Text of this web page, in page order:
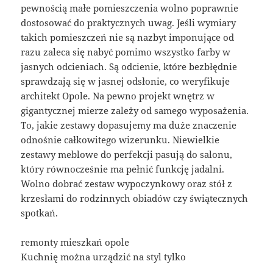
pewnością małe pomieszczenia wolno poprawnie
dostosować do praktycznych uwag. Jeśli wymiary
takich pomieszczeń nie są nazbyt imponujące od
razu zaleca się nabyć pomimo wszystko farby w
jasnych odcieniach. Są odcienie, które bezbłędnie
sprawdzają się w jasnej odsłonie, co weryfikuje
architekt Opole. Na pewno projekt wnętrz w
gigantycznej mierze zależy od samego wyposażenia.
To, jakie zestawy dopasujemy ma duże znaczenie
odnośnie całkowitego wizerunku. Niewielkie
zestawy meblowe do perfekcji pasują do salonu,
który równocześnie ma pełnić funkcję jadalni.
Wolno dobrać zestaw wypoczynkowy oraz stół z
krzesłami do rodzinnych obiadów czy świątecznych
spotkań.
remonty mieszkań opole
Kuchnię można urządzić na styl tylko